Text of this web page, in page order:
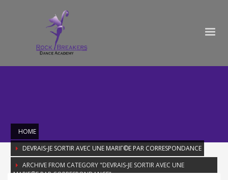
HOME
DEVRAIS-JE SORTIR AVEC UNE MARIГ©E PAR CORRESPONDANCE
ARCHIVE FROM CATEGORY "DEVRAIS-JE SORTIR AVEC UNE
MARIГ©E PAR CORRESPONDANCE"